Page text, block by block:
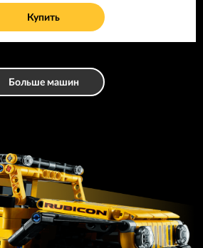
Купить
Больше машин